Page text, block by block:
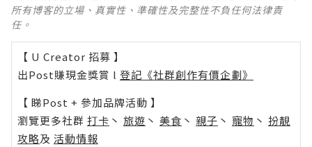
所有博客的立場、真實性、準確性及完整性不負任何法律責
任。
【 U Creator 招募 】
出Post賺現金獎賞 l 登記《社群創作有價企劃》
【 睇Post + 參加品牌活動 】
瀏覽更多社群 打卡 丶 旅遊 丶 美食 丶 親子 丶 寵物 丶 扮靚
攻略及 活動情報